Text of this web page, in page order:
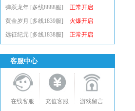
弹跃龙年 [多线8888服]
正常开启
黄金岁月 [多线1839服]
火爆开启
远征纪元 [多线1838服]
正常开启
客服中心
在线客服 充值客服 游戏留言